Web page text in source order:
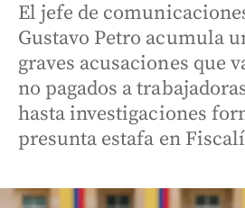
El jefe de
Gustavo Petro acumula
graves acusaciones que
no pagados a
hasta investigaciones
presunta estafa en